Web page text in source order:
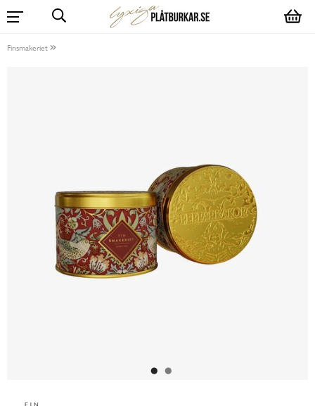
Finsmakeriet